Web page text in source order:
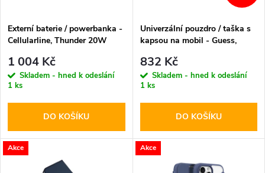
p
r
o
d
u
s
p
r
o
d
Externí baterie / powerbanka -
Cellularline, Thunder 20W
1 004 Kč
Skladem - hned k odeslání
1 ks
DO KOŠÍKU
Univerzální pouzdro / taška s
kapsou na mobil - Guess,
832 Kč
Skladem - hned k odeslání
1 ks
DO KOŠÍKU
Akce Akce